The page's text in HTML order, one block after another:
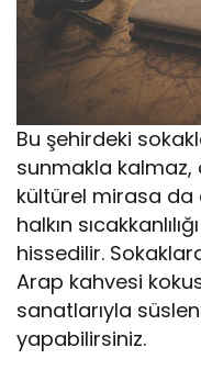
Bu şehirdeki
sunmakla kalmaz,
kültürel mirasa da
halkın
hissedilir.
Arap kahvesi
sanatlarıyla
yapabilirsiniz.